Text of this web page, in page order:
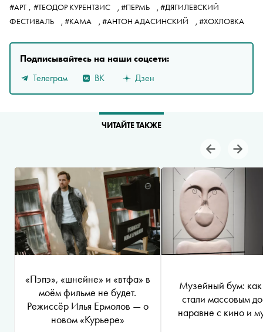
#АРТ , #ТЕОДОР КУРЕНТЗИС , #ПЕРМЬ , #ДЯГИЛЕВСКИЙ
ФЕСТИВАЛЬ
, #КАМА , #АНТОН АДАСИНСКИЙ , #ХОХЛОВКА
Подписывайтесь на наши соцсети:
Телеграм
ВК Дзен
ЧИТАЙТЕ ТАКЖЕ
«Пэпэ», «шнейне» и «втфа» в
моём фильме не будет.
Режиссёр Илья Ермолов — о
новом «Курьере»
Музейный бум:
стали массовым
наравне с кино и